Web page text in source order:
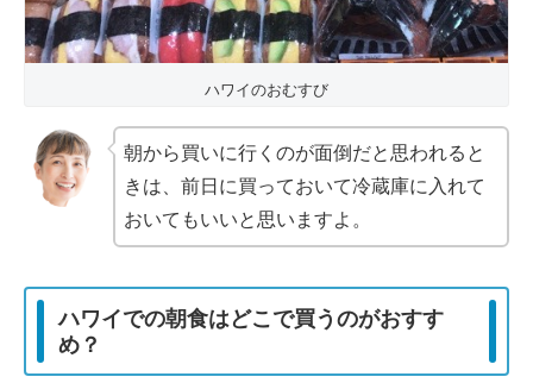
ハワイのおむすび
朝から買いに行くのが面倒だと思われると
きは、前日に買っておいて冷蔵庫に入れて
おいてもいいと思いますよ。
ハワイでの朝食はどこで買うのがおすす
め？